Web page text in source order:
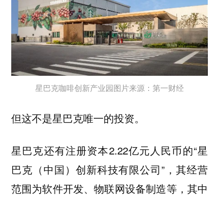
星巴克咖啡创新产业园图片来源：第一财经
但这不是星巴克唯一的投资。
星巴克还有注册资本2.22亿元人民币的“星
巴克（中国）创新科技有限公司”，其经营
范围为软件开发、物联网设备制造等，其中